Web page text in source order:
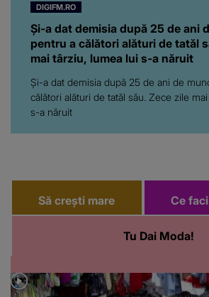
DIGIFM.RO
Și-a dat demisia după 25 de ani
pentru a călători alături de tatăl
mai târziu, lumea lui s-a năruit
Și-a dat demisia după 25 de ani de
călători alături de tatăl său. Zece zile
s-a năruit
Să crești mare
Tu Dai Moda!
Ce